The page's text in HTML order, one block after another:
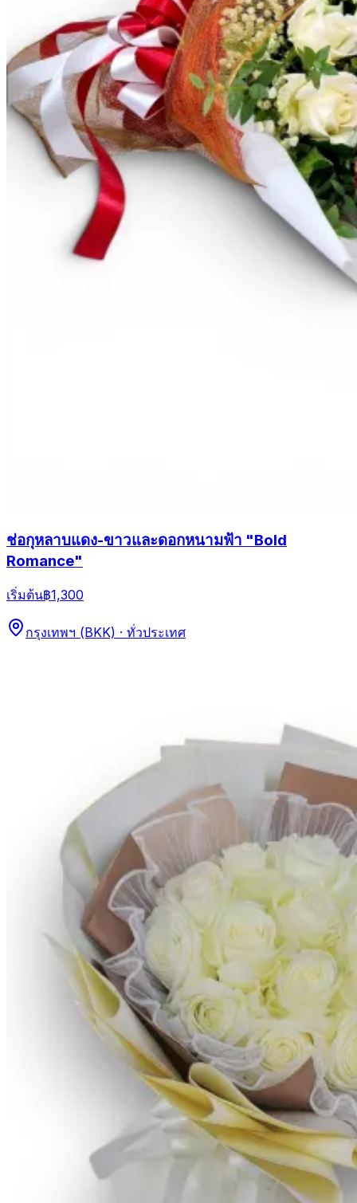
ช่อกุหลาบแดง-ขาวและดอกหนามฟ้า "Bold
Romance"
เริ่มต้น฿1,300
กรุงเทพฯ (BKK) · ทั่วประเทศ